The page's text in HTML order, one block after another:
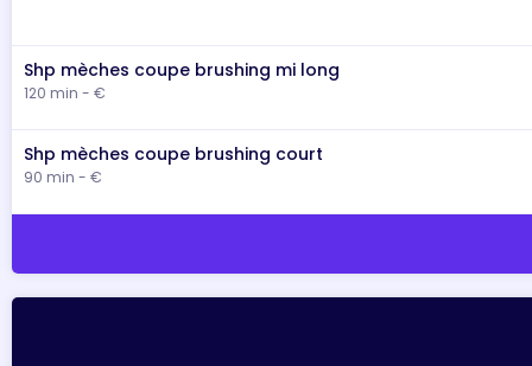
Shp mèches coupe brushing mi long
120 min - €
Shp mèches coupe brushing court
90 min - €